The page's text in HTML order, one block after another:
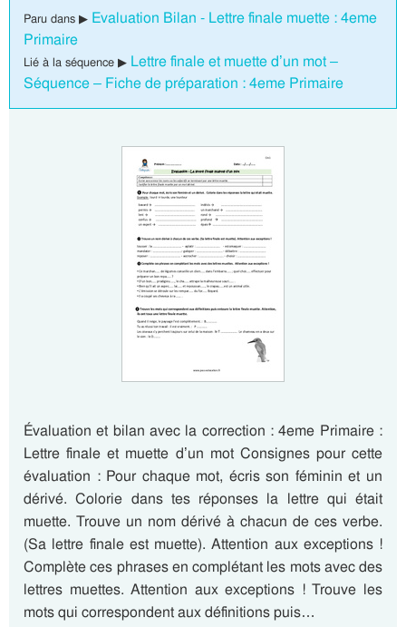
Paru dans ▶ Evaluation Bilan - Lettre finale muette : 4eme
Primaire
Lié à la séquence ▶ Lettre finale et muette d’un mot –
Séquence – Fiche de préparation : 4eme Primaire
Évaluation et bilan avec la correction : 4eme Primaire :
Lettre finale et muette d’un mot Consignes pour cette
évaluation : Pour chaque mot, écris son féminin et un
dérivé. Colorie dans tes réponses la lettre qui était
muette. Trouve un nom dérivé à chacun de ces verbe.
(Sa lettre finale est muette). Attention aux exceptions !
Complète ces phrases en complétant les mots avec des
lettres muettes. Attention aux exceptions ! Trouve les
mots qui correspondent aux définitions puis…